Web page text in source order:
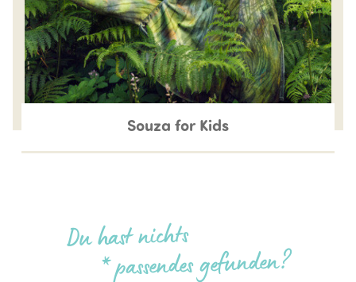
Souza for Kids
Du hast nichts
* passendes gefunden?